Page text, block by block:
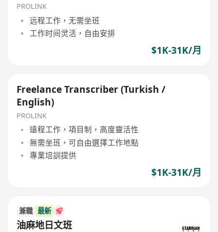
PROLINK
远程工作，无需坐班
工作时间灵活，自由安排
$1K-31K/月
Freelance Transcriber (Turkish /
English)
PROLINK
遠程工作，項目制，高度靈活性
無需坐班，可自由選擇工作地點
專業培訓提供
$1K-31K/月
兼職 最新
油麻地日文班